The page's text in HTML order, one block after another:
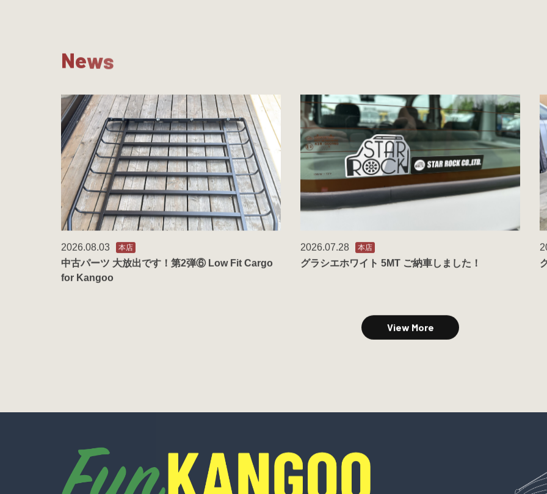
News
2026.08.03 本店
中古パーツ 大放出です！第2弾⑥ Low Fit Cargo
for Kangoo
2026.07.28 本店
グラシエホワイト 5MT ご納車しました！
View More